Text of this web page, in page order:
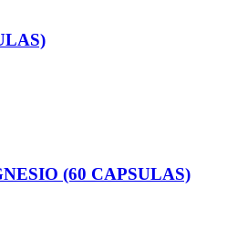
(60 CAPSULAS)